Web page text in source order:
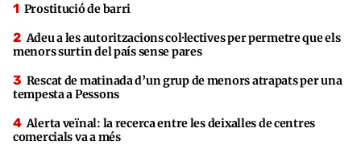
Prostitució de barri
Adeu a les autoritzacions col·lectives per permetre que els
menors surtin del país sense pares
Rescat de matinada d’un grup de menors atrapats per una
tempesta a Pessons
Alerta veïnal: la recerca entre les deixalles de centres
comercials va a més